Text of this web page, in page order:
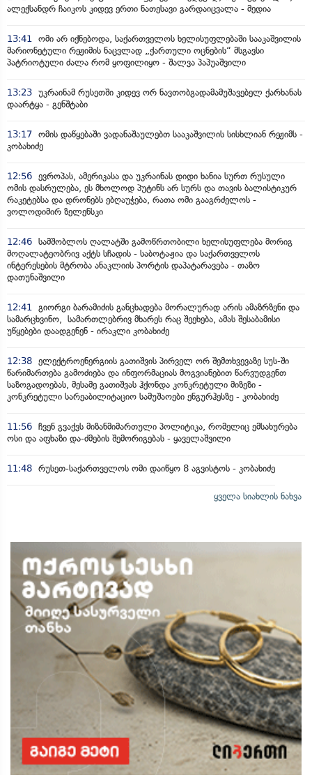
ალექსანდრ ჩაიკოს კიდევ ერთი ნათესავი გარდაიცვალა - მედია
13:41
ომი არ იქნებოდა, საქართველოს ხელისუფლებაში სააკაშვილის
მარიონეტული რეჟიმის ნაცვლად „ქართული ოცნების“ მსგავსი
პატრიოტული ძალა რომ ყოფილიყო - შალვა პაპუაშვილი
13:23 უკრაინამ რუსეთში კიდევ ორ ნავთობგადამამუშავებელ ქარხანას
დაარტყა - გენშტაბი
13:17 ომის დაწყებაში ვადანაშაულებთ სააკაშვილის სისხლიან რეჟიმს -
კობახიძე
12:56 ევროპას, ამერიკასა და უკრაინას დიდი ხანია სურთ რუსული
ომის დასრულება, ეს მხოლოდ პუტინს არ სურს და თავის ბალისტიკურ
რაკეტებსა და დრონებს ებღაუჭება, რათა ომი გააგრძელოს -
ვოლოდიმირ ზელენსკი
12:46 სამშობლოს ღალატში გამოწრთობილი ხელისუფლება მორიგ
მოღალატეობრივ აქტს სჩადის - საბოტაჟია და საქართველოს
ინტერესების მტრობა ანაკლიის პორტის დაპატარავება - თაზო
დათუნაშვილი
12:41
გიორგი ბარამიძის განცხადება მორალურად არის ამაზრზენი და
სამარცხვინო, სამართლებრივ მხარეს რაც შეეხება, ამას შესაბამისი
უწყებები დაადგენენ - ირაკლი კობახიძე
12:38 ელექტროენერგიის გათიშვის პირველ ორ შემთხვევაზე სუს-ში
წარიმართება გამოძიება და ინფორმაციას მოგვიანებით წარვუდგენთ
საზოგადოებას, მესამე გათიშვას ჰქონდა კონკრეტული მიზეზი -
კონკრეტული სარეაბილიტაციო სამუშაოები ენგურჰესზე - კობახიძე
11:56 ჩვენ გვაქვს მიზანმიმართული პოლიტიკა, რომელიც ემსახურება
ოსი და აფხაზი და-ძმების შემორიგებას - ყაველაშვილი
11:48 რუსეთ-საქართველოს ომი დაიწყო 8 აგვისტოს - კობახიძე
ყველა სიახლის ნახვა